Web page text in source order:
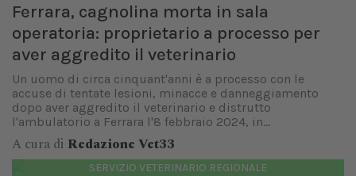
Ferrara, cagnolina morta in sala
operatoria: proprietario a processo per
aver aggredito il veterinario
Un uomo di circa cinquant'anni è a processo con le
accuse di tentate lesioni, minacce e danneggiamento
dopo aver aggredito il veterinario e distrutto
l'ambulatorio a Ferrara l'8 febbraio 2024, in...
A cura di Redazione Vet33
SERVIZIO VETERINARIO REGIONALE